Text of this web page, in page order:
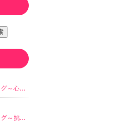
KJMARINEのアクティブログ～心と体を元気にする～
KJMARINEのアクティブログ～挑戦する心を～